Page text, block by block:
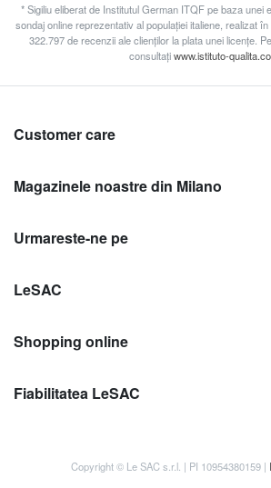
* Sigiliu eliberat de Institutul German ITQF pe baza unei
sondaj online reprezentativ al populației italiene, realizat
322.797 de recenzii ale clienților la plata unei licențe.
consultațiwww.istituto-
Customer care
Magazinele noastre din Milano
Urmareste-ne pe
LeSAC
Shopping online
Fiabilitatea LeSAC
Copyright © Le SAC s.r.l. | PI 10954380159 |